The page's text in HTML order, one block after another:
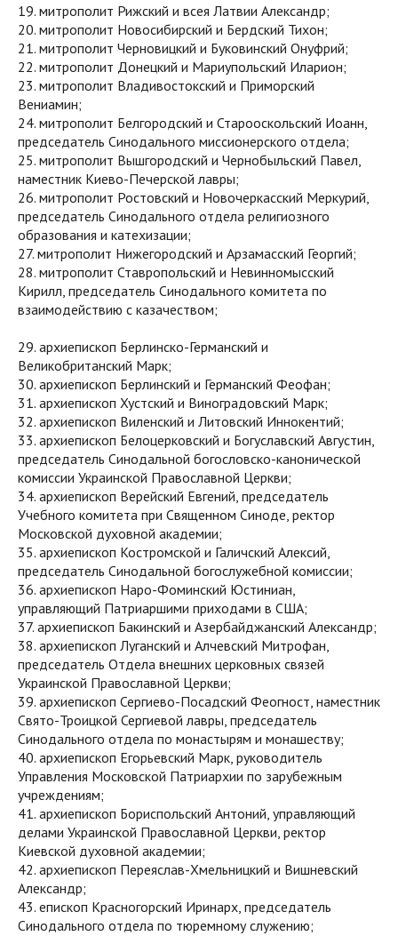
19. митрополит Рижский и всея Латвии Александр;
20. митрополит Новосибирский и Бердский Тихон;
21. митрополит Черновицкий и Буковинский Онуфрий;
22. митрополит Донецкий и Мариупольский Иларион;
23. митрополит Владивостокский и Приморский
Вениамин;
24. митрополит Белгородский и Старооскольский Иоанн,
председатель Синодального миссионерского отдела;
25. митрополит Вышгородский и Чернобыльский Павел,
наместник Киево-Печерской лавры;
26. митрополит Ростовский и Новочеркасский Меркурий,
председатель Синодального отдела религиозного
образования и катехизации;
27. митрополит Нижегородский и Арзамасский Георгий;
28. митрополит Ставропольский и Невинномысский
Кирилл, председатель Синодального комитета по
взаимодействию с казачеством;
29. архиепископ Берлинско-Германский и
Великобританский Марк;
30. архиепископ Берлинский и Германский Феофан;
31. архиепископ Хустский и Виноградовский Марк;
32. архиепископ Виленский и Литовский Иннокентий;
33. архиепископ Белоцерковский и Богуславский Августин,
председатель Синодальной богословско-канонической
комиссии Украинской Православной Церкви;
34. архиепископ Верейский Евгений, председатель
Учебного комитета при Священном Синоде, ректор
Московской духовной академии;
35. архиепископ Костромской и Галичский Алексий,
председатель Синодальной богослужебной комиссии;
36. архиепископ Наро-Фоминский Юстиниан,
управляющий Патриаршими приходами в США;
37. архиепископ Бакинский и Азербайджанский Александр;
38. архиепископ Луганский и Алчевский Митрофан,
председатель Отдела внешних церковных связей
Украинской Православной Церкви;
39. архиепископ Сергиево-Посадский Феогност, наместник
Свято-Троицкой Сергиевой лавры, председатель
Синодального отдела по монастырям и монашеству;
40. архиепископ Егорьевский Марк, руководитель
Управления Московской Патриархии по зарубежным
учреждениям;
41. архиепископ Бориспольский Антоний, управляющий
делами Украинской Православной Церкви, ректор
Киевской духовной академии;
42. архиепископ Переяслав-Хмельницкий и Вишневский
Александр;
43. епископ Красногорский Иринарх, председатель
Синодального отдела по тюремному служению;